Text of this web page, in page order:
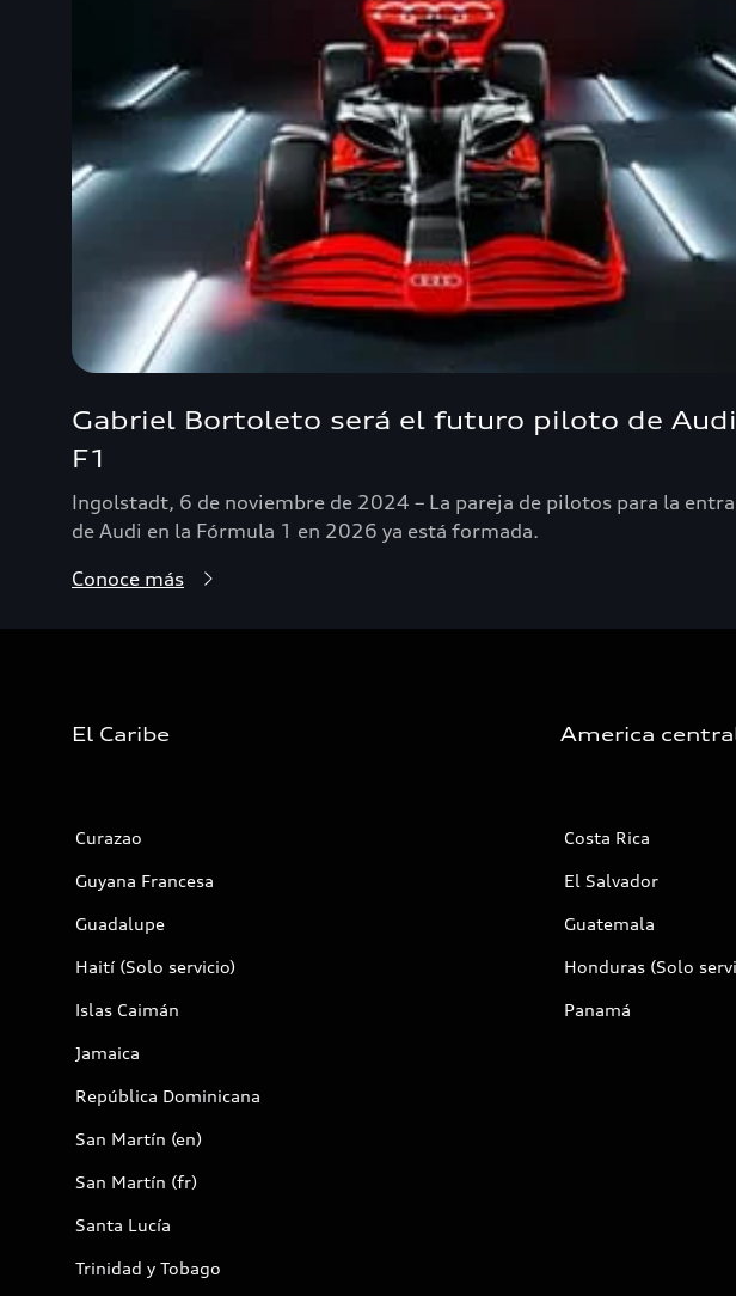
Gabriel Bortoleto será el futuro piloto de Audi
F1
Ingolstadt, 6 de noviembre de 2024 – La pareja de pilotos para la
de Audi en la Fórmula 1 en 2026 ya está formada.
Conoce más
El Caribe
Curazao
Guyana Francesa
Guadalupe
Haití (Solo servicio)
Islas Caimán
Jamaica
República Dominicana
San Martín (en)
San Martín (fr)
Santa Lucía
Trinidad y Tobago
America
Costa Rica
El Salvador
Guatemala
Honduras (Solo
Panamá